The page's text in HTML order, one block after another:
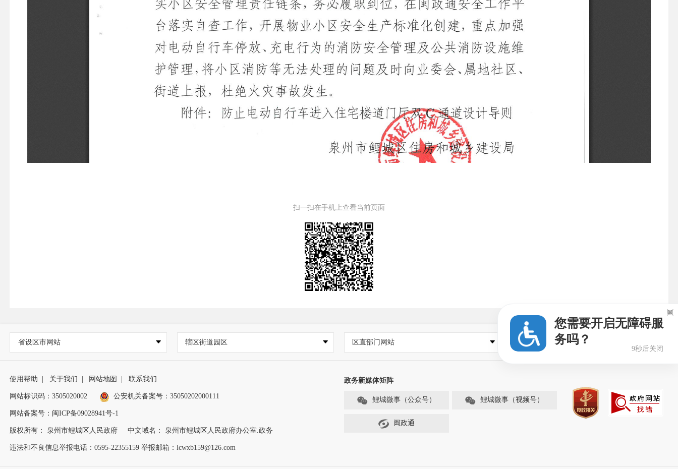
扫一扫在手机上查看当前页面
省设区市网站 辖区街道园区 区直部门网站 县市区政府
使用帮助 关于我们 网站地图 联系我们
网站标识码：3505020002 公安机关备案号：35050202000111
网站备案号：闽ICP备09028941号-1
版权所有： 泉州市鲤城区人民政府 中文域名： 泉州市鲤城区人民政府办公室.政务
违法和不良信息举报电话：0595-22355159 举报邮箱：lcwxb159@126.com
政务新媒体矩阵
鲤城微事（公众号） 鲤城微事（视频号）
闽政通
您需要开启无障碍服
务吗？
8秒后关闭
